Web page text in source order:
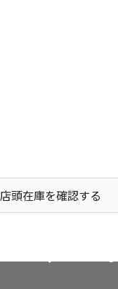
店頭在庫を確認する